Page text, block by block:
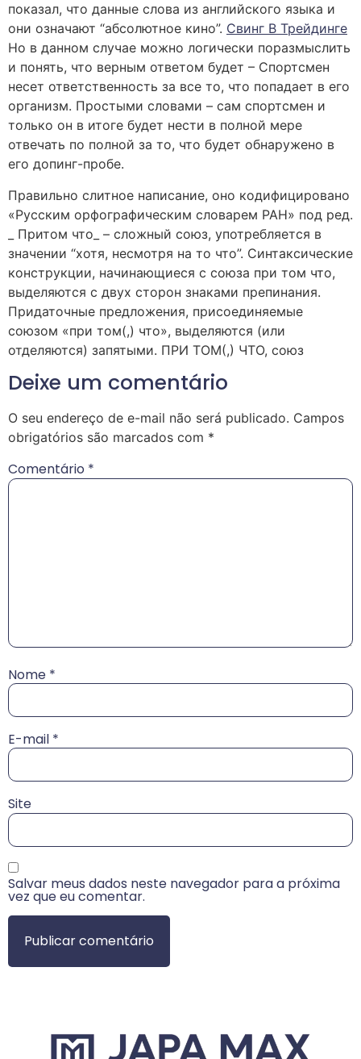
показал, что данные слова из английского языка и
они означают “абсолютное кино”. Свинг В Трейдинге
Но в данном случае можно логически поразмыслить
и понять, что верным ответом будет – Спортсмен
несет ответственность за все то, что попадает в его
организм. Простыми словами – сам спортсмен и
только он в итоге будет нести в полной мере
отвечать по полной за то, что будет обнаружено в
его допинг-пробе.
Правильно слитное написание, оно кодифицировано
«Русским орфографическим словарем РАН» под ред.
_ Притом что_ – сложный союз, употребляется в
значении “хотя, несмотря на то что”. Синтаксические
конструкции, начинающиеся с союза при том что,
выделяются с двух сторон знаками препинания.
Придаточные предложения, присоединяемые
союзом «при том(,) что», выделяются (или
отделяются) запятыми. ПРИ ТОМ(,) ЧТО, союз
Deixe um comentário
O seu endereço de e-mail não será publicado. Campos
obrigatórios são marcados com *
Comentário *
Nome *
E-mail *
Site
Salvar meus dados neste navegador para a próxima
vez que eu comentar.